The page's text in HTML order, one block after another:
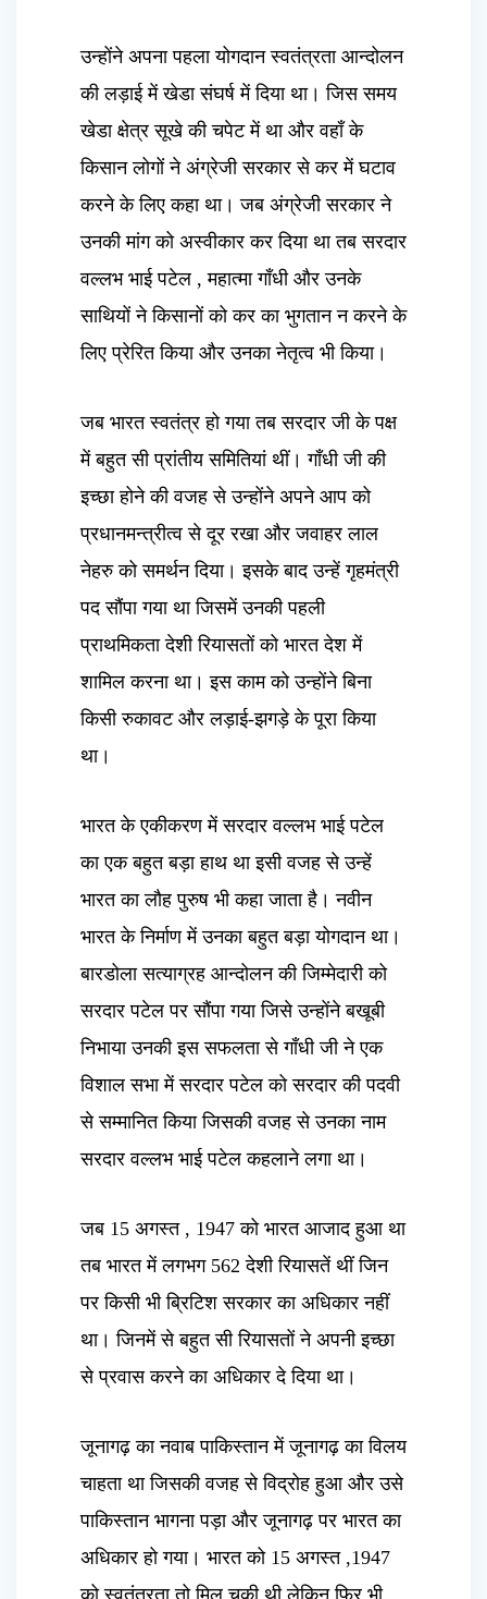
उन्होंने अपना पहला योगदान स्वतंत्रता आन्दोलन
की लड़ाई में खेडा संघर्ष में दिया था। जिस समय
खेडा क्षेत्र सूखे की चपेट में था और वहाँ के
किसान लोगों ने अंग्रेजी सरकार से कर में घटाव
करने के लिए कहा था। जब अंग्रेजी सरकार ने
उनकी मांग को अस्वीकार कर दिया था तब सरदार
वल्लभ भाई पटेल , महात्मा गाँधी और उनके
साथियों ने किसानों को कर का भुगतान न करने के
लिए प्रेरित किया और उनका नेतृत्व भी किया।
जब भारत स्वतंत्र हो गया तब सरदार जी के पक्ष
में बहुत सी प्रांतीय समितियां थीं। गाँधी जी की
इच्छा होने की वजह से उन्होंने अपने आप को
प्रधानमन्त्रीत्व से दूर रखा और जवाहर लाल
नेहरु को समर्थन दिया। इसके बाद उन्हें गृहमंत्री
पद सौंपा गया था जिसमें उनकी पहली
प्राथमिकता देशी रियासतों को भारत देश में
शामिल करना था। इस काम को उन्होंने बिना
किसी रुकावट और लड़ाई-झगड़े के पूरा किया
था।
भारत के एकीकरण में सरदार वल्लभ भाई पटेल
का एक बहुत बड़ा हाथ था इसी वजह से उन्हें
भारत का लौह पुरुष भी कहा जाता है। नवीन
भारत के निर्माण में उनका बहुत बड़ा योगदान था।
बारडोला सत्याग्रह आन्दोलन की जिम्मेदारी को
सरदार पटेल पर सौंपा गया जिसे उन्होंने बखूबी
निभाया उनकी इस सफलता से गाँधी जी ने एक
विशाल सभा में सरदार पटेल को सरदार की पदवी
से सम्मानित किया जिसकी वजह से उनका नाम
सरदार वल्लभ भाई पटेल कहलाने लगा था।
जब 15 अगस्त , 1947 को भारत आजाद हुआ था
तब भारत में लगभग 562 देशी रियासतें थीं जिन
पर किसी भी ब्रिटिश सरकार का अधिकार नहीं
था। जिनमें से बहुत सी रियासतों ने अपनी इच्छा
से प्रवास करने का अधिकार दे दिया था।
जूनागढ़ का नवाब पाकिस्तान में जूनागढ़ का विलय
चाहता था जिसकी वजह से विद्रोह हुआ और उसे
पाकिस्तान भागना पड़ा और जूनागढ़ पर भारत का
अधिकार हो गया। भारत को 15 अगस्त ,1947